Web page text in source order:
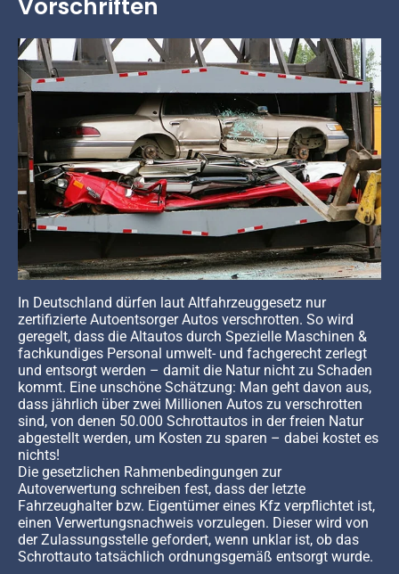
Vorschriften
In Deutschland dürfen laut Altfahrzeuggesetz nur
zertifizierte Autoentsorger Autos verschrotten. So wird
geregelt, dass die Altautos durch Spezielle Maschinen &
fachkundiges Personal umwelt- und fachgerecht zerlegt
und entsorgt werden – damit die Natur nicht zu Schaden
kommt. Eine unschöne Schätzung: Man geht davon aus,
dass jährlich über zwei Millionen Autos zu verschrotten
sind, von denen 50.000 Schrottautos in der freien Natur
abgestellt werden, um Kosten zu sparen – dabei kostet es
nichts!
Die gesetzlichen Rahmenbedingungen zur
Autoverwertung schreiben fest, dass der letzte
Fahrzeughalter bzw. Eigentümer eines Kfz verpflichtet ist,
einen Verwertungsnachweis vorzulegen. Dieser wird von
der Zulassungsstelle gefordert, wenn unklar ist, ob das
Schrottauto tatsächlich ordnungsgemäß entsorgt wurde.